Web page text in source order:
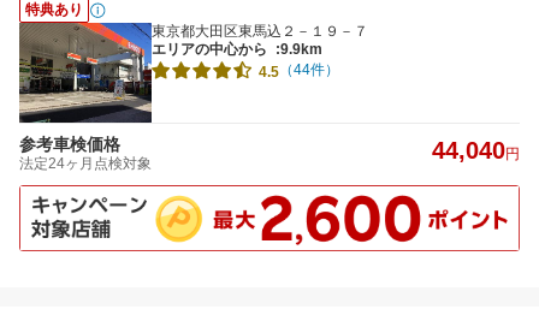
特典あり
東京都大田区東馬込２－１９－７
エリアの中心から
:9.9km
4.5 （44件）
参考車検価格
法定24ヶ月点検対象 44,040円